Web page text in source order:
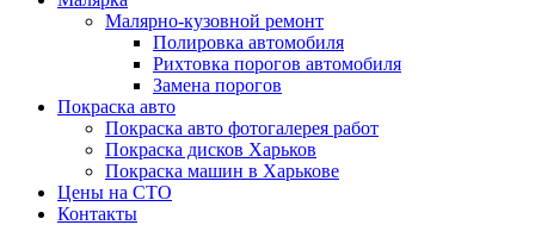
Малярно-кузовной ремонт
Полировка автомобиля
Рихтовка порогов автомобиля
Замена порогов
Покраска авто
Покраска авто фотогалерея работ
Покраска дисков Харьков
Покраска машин в Харькове
Цены на СТО
Контакты